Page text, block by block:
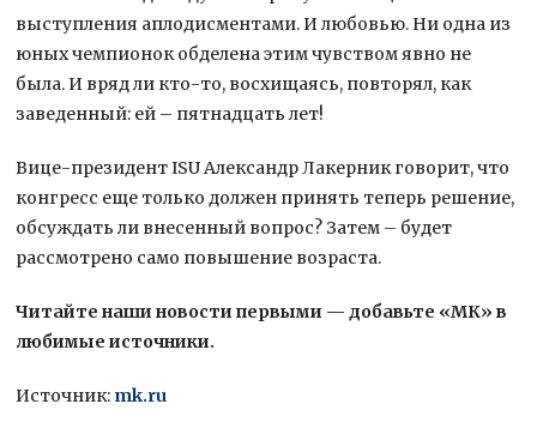
выступления аплодисментами. И любовью. Ни одна из
юных чемпионок обделена этим чувством явно не
была. И вряд ли кто-то, восхищаясь, повторял, как
заведенный: ей – пятнадцать лет!
Вице-президент ISU Александр Лакерник говорит, что
конгресс еще только должен принять теперь решение,
обсуждать ли внесенный вопрос? Затем – будет
рассмотрено само повышение возраста.
Читайте наши новости первыми — добавьте «МК» в
любимые источники.
Источник: mk.ru